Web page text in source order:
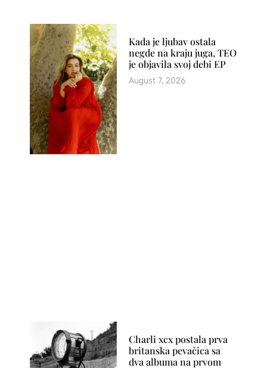
Kada je ljubav ostala
negde na kraju juga, TEO
je objavila svoj debi EP
August 7, 2026
Charli xcx postala prva
britanska pevačica sa
dva albuma na prvom